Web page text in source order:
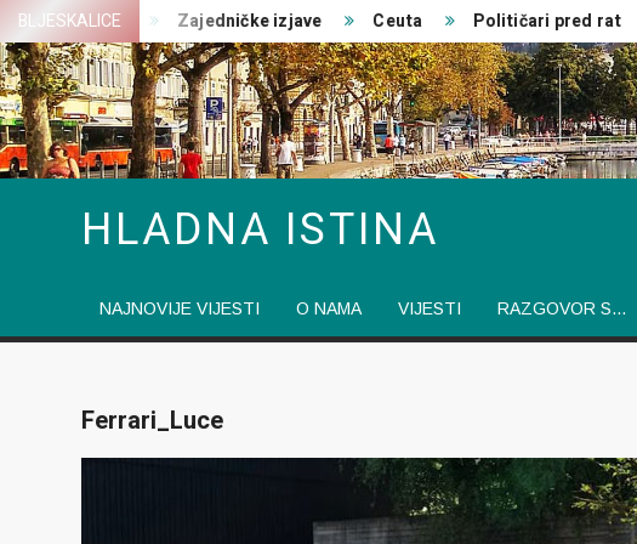
Skip
to
content
BLJESKALICE
ratovanja Zajedničke izjave Ceuta Političari pred rat
HLADNA ISTINA
NAJNOVIJE VIJESTI O NAMA VIJESTI RAZGOVOR S…
Ferrari_Luce